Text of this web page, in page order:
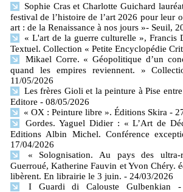
Sophie Cras et Charlotte Guichard
festival de l’histoire de l’art 2026 pour leur
art : de la Renaissance à nos jours »- Seuil,
« L'art de la guerre culturelle », Francis
Textuel. Collection « Petite Encyclopédie
Mikael Corre. « Géopolitique d’un
quand les empires reviennent. »
11/05/2026
Les frères Gioli et la peinture à Pise
Editore - 08/05/2026
« OX : Peinture libre ». Éditions Skira -
Gordes. Yaguel Didier : « L’Art de
Editions Albin Michel. Conférence
17/04/2026
« Solognisation. Au pays des
Guerroué, Katherine Fauvin et Yvon Chéry.
libèrent. En librairie le 3 juin. - 24/03/2026
I Guardi di Calouste Gulbenkian -